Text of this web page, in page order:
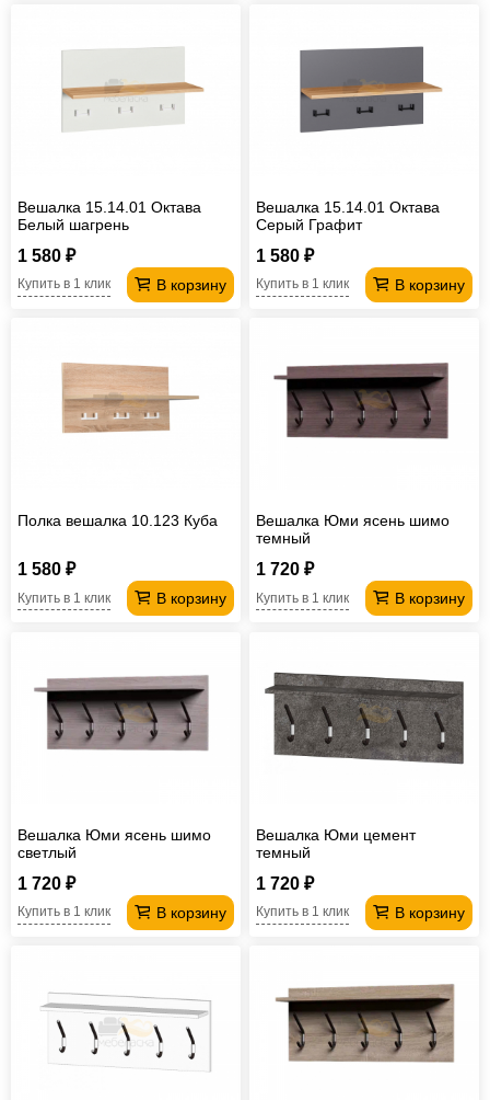
Вешалка 15.14.01 Октава
Белый шагрень
1 580 ₽
В корзину
Купить в 1 клик
Вешалка 15.14.01 Октава
Серый Графит
1 580 ₽
В корзину
Купить в 1 клик
Полка вешалка 10.123 Куба
1 580 ₽
В корзину
Купить в 1 клик
Вешалка Юми ясень шимо
темный
1 720 ₽
В корзину
Купить в 1 клик
Вешалка Юми ясень шимо
светлый
1 720 ₽
В корзину
Купить в 1 клик
Вешалка Юми цемент
темный
1 720 ₽
В корзину
Купить в 1 клик